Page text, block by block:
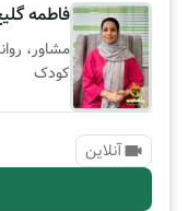
فاطمه
مشاور،
کودک
آنلاین